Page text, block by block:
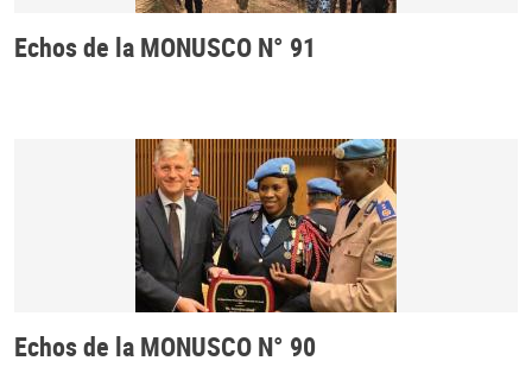
Echos de la MONUSCO N° 91
Echos de la MONUSCO N° 90